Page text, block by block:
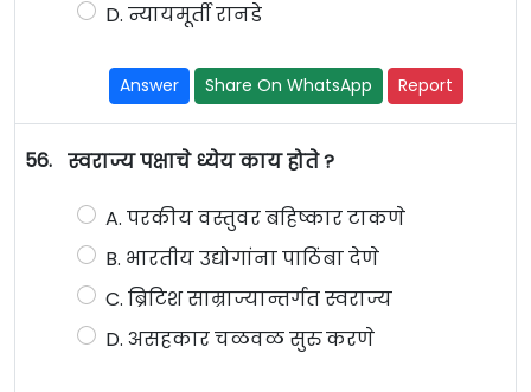
D. न्यायमूर्ती रानडे
Answer Share On WhatsApp Report
56. स्वराज्य पक्षाचे ध्येय काय होते ?
A. परकीय वस्तुवर बहिष्कार टाकणे
B. भारतीय उद्योगांना पाठिंबा देणे
C. ब्रिटिश साम्राज्यान्तर्गत स्वराज्य
D. असहकार चळवळ सुरु करणे